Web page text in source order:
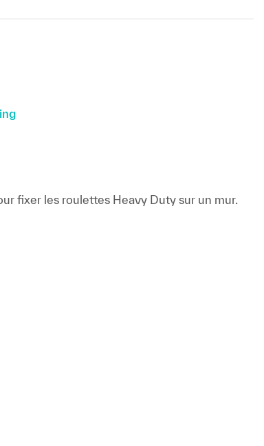
fixer les roulettes Heavy Duty sur un mur.